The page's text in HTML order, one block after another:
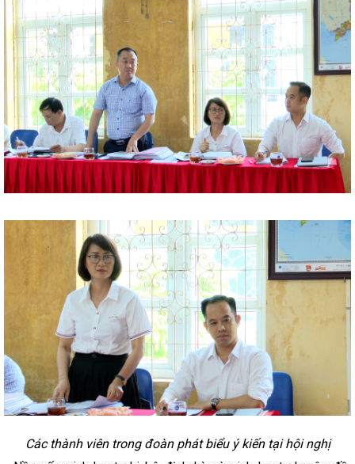
Các thành viên trong đoàn phát biểu ý kiến tại hội nghị